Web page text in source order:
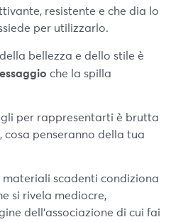
resistente e che dia lo
per utilizzarlo.
bellezza e dello stile è
che la spilla
per rappresentarti è brutta
cosa penseranno della tua
materiali scadenti condiziona
si rivela mediocre,
dell’associazione di cui fai